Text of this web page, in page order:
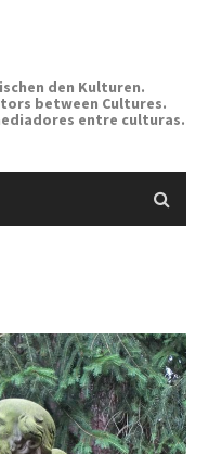
den Kulturen.
between Cultures.
entre culturas.